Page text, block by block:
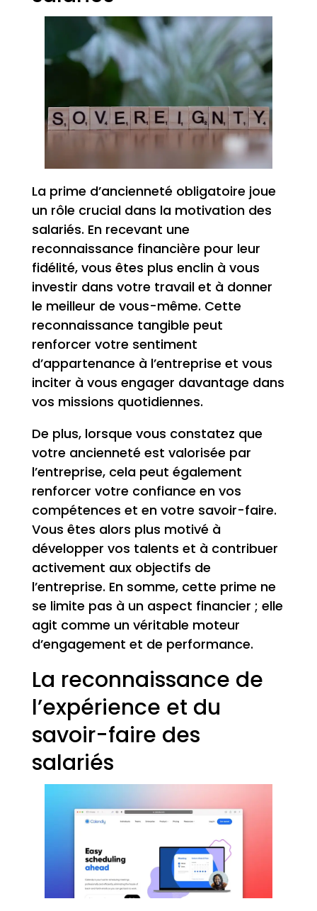
La prime d’ancienneté obligatoire joue
un rôle crucial dans la motivation des
salariés. En recevant une
reconnaissance financière pour leur
fidélité, vous êtes plus enclin à vous
investir dans votre travail et à donner
le meilleur de vous-même. Cette
reconnaissance tangible peut
renforcer votre sentiment
d’appartenance à l’entreprise et vous
inciter à vous engager davantage dans
vos missions quotidiennes.
De plus, lorsque vous constatez que
votre ancienneté est valorisée par
l’entreprise, cela peut également
renforcer votre confiance en vos
compétences et en votre savoir-faire.
Vous êtes alors plus motivé à
développer vos talents et à contribuer
activement aux objectifs de
l’entreprise. En somme, cette prime ne
se limite pas à un aspect financier ; elle
agit comme un véritable moteur
d’engagement et de performance.
La reconnaissance de
l’expérience et du
savoir-faire des
salariés